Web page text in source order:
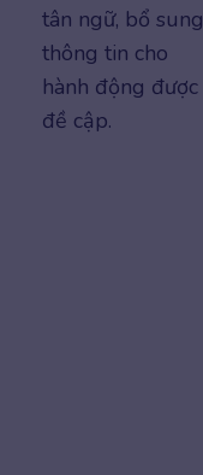
tân ngữ, bổ sung
thông tin cho
hành động được
đề cập.